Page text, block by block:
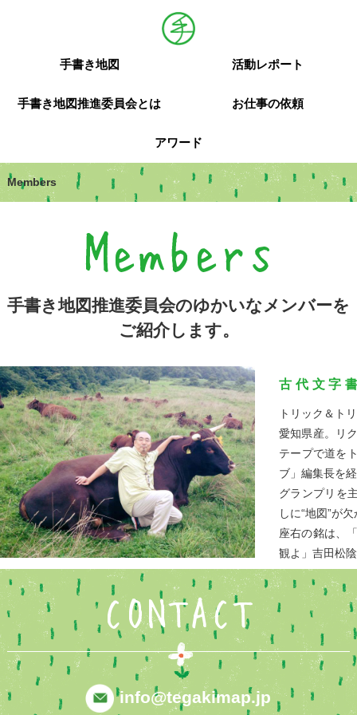
手書き地図 活動レポート
手書き地図推進委員会とは お仕事の依頼
アワード
Members
Members
手書き地図推進委員会のゆかいなメンバーを
ご紹介します。
古代文字
トリック＆ト
愛知県産。リ
テープで道を
ブ」編集長を
グランプリを
しに“地図”が
座右の銘は、
観よ」吉田松
CONTACT
info@tegakimap.jp